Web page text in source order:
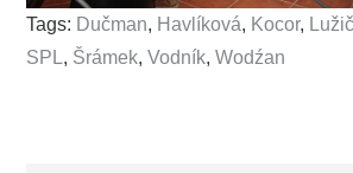
Tags: Dučman, Havlíková, Kocor,
SPL, Šrámek,Vodník,Wodźan